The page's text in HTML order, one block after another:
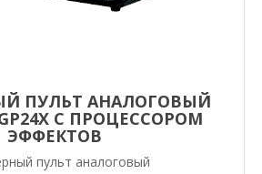
ПУЛЬТ АНАЛОГОВЫЙ
С ПРОЦЕССОРОМ
ЭФФЕКТОВ
пульт аналоговый